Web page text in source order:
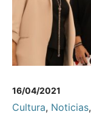
16/04/2021
Cultura, Noticias,